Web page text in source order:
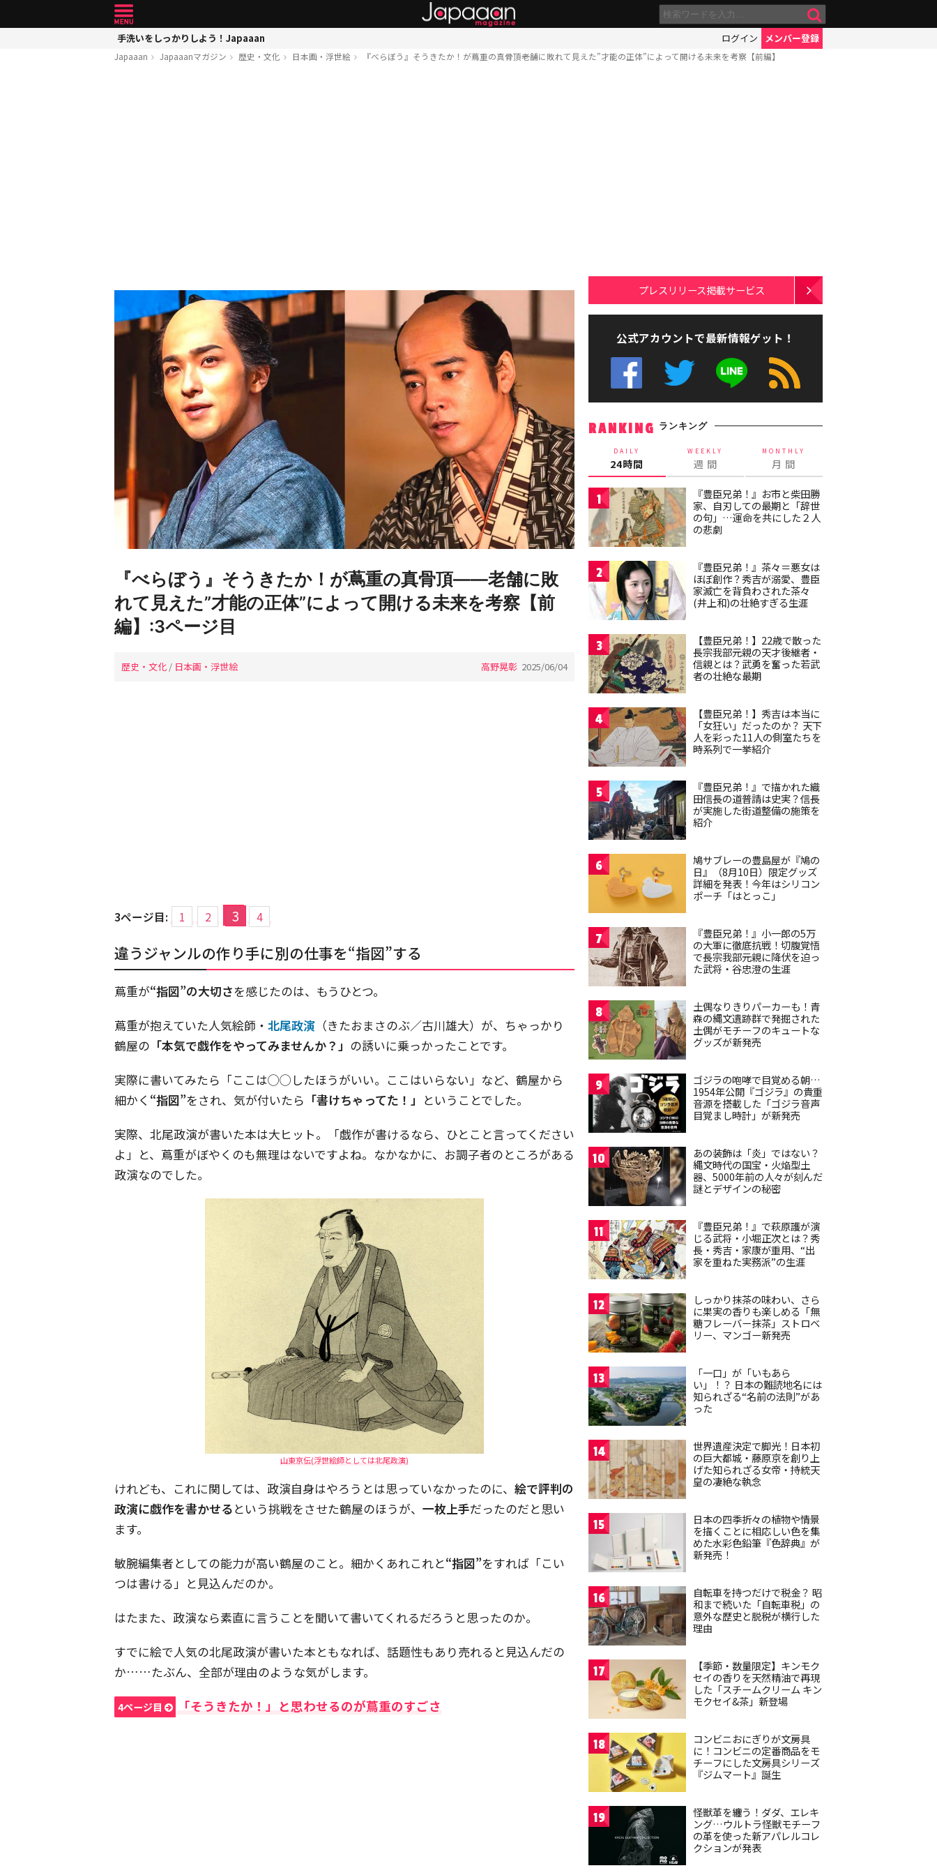
手洗いをしっかりしよう！Japaaan ログイン メンバー登録
Japaaan Japaaanマガジン 歴史・文化 日本画・浮世絵 『べらぼう』そうきたか！が蔦重の真骨頂――老舗に敗れて見えた”才能の正体”によって開ける未来を考察【前編】
『べらぼう』そうきたか！が蔦重の真骨頂――老舗に敗
れて見えた”才能の正体”によって開ける未来を考察【前
編】:3ページ目
歴史・文化 / 日本画・浮世絵 高野晃彰 2025/06/04
3ページ目: 1 2 3 4
違うジャンルの作り手に別の仕事を“指図”する
蔦重が“指図”の大切さを感じたのは、もうひとつ。
蔦重が抱えていた人気絵師・ 北尾政演 （きたおまさのぶ／古川雄大）が、ちゃっかり
鶴屋の 「本気で戯作をやってみませんか？」 の誘いに乗っかったことです。
実際に書いてみたら「ここは◯◯したほうがいい。ここはいらない」など、鶴屋から
細かく “指図”をされ、気が付いたら 「書けちゃってた！」 ということでした。
実際、北尾政演が書いた本は大ヒット。「戯作が書けるなら、ひとこと言ってください
よ」と、蔦重がぼやくのも無理はないですよね。なかなかに、お調子者のところがある
政演なのでした。
山東京伝(浮世絵師としては北尾政演)
けれども、これに関しては、政演自身はやろうとは思っていなかったのに、 絵で評判の
政演に戯作を書かせるという挑戦をさせた鶴屋のほうが、 一枚上手だったのだと思い
ます。
敏腕編集者としての能力が高い鶴屋のこと。細かくあれこれと“指図”をすれば「こい
つは書ける」と見込んだのか。
はたまた、政演なら素直に言うことを聞いて書いてくれるだろうと思ったのか。
すでに絵で人気の北尾政演が書いた本ともなれば、話題性もあり売れると見込んだの
か……たぶん、全部が理由のような気がします。
4ページ目 「そうきたか！」と思わせるのが蔦重のすごさ
プレスリリース掲載サービス
公式アカウントで最新情報ゲット！
RANKING ランキング
DAILY
24時間
WEEKLY
週 間
MONTHLY
月 間
1
『豊臣兄弟！』お市と柴田勝
家、自刃しての最期と「辞世
の句」…運命を共にした２人
の悲劇
2
『豊臣兄弟！』茶々＝悪女は
ほぼ創作？秀吉が溺愛、豊臣
家滅亡を背負わされた茶々
(井上和)の壮絶すぎる生涯
3
【豊臣兄弟！】22歳で散った
長宗我部元親の天才後継者・
信親とは？武勇を奮った若武
者の壮絶な最期
4
【豊臣兄弟！】秀吉は本当に
「女狂い」だったのか？ 天下
人を彩った11人の側室たちを
時系列で一挙紹介
5
『豊臣兄弟！』で描かれた織
田信長の道普請は史実？信長
が実施した街道整備の施策を
紹介
6
鳩サブレーの豊島屋が『鳩の
日』（8月10日）限定グッズ
詳細を発表！今年はシリコン
ポーチ「はとっこ」
7
『豊臣兄弟！』小一郎の5万
の大軍に徹底抗戦！切腹覚悟
で長宗我部元親に降伏を迫っ
た武将・谷忠澄の生涯
8
土偶なりきりパーカーも！青
森の縄文遺跡群で発掘された
土偶がモチーフのキュートな
グッズが新発売
9
ゴジラの咆哮で目覚める朝…
1954年公開『ゴジラ』の貴重
音源を搭載した「ゴジラ音声
目覚まし時計」が新発売
10
あの装飾は「炎」ではない？
縄文時代の国宝・火焔型土
器、5000年前の人々が刻んだ
謎とデザインの秘密
11
『豊臣兄弟！』で萩原護が演
じる武将・小堀正次とは？秀
長・秀吉・家康が重用、“出
家を重ねた実務派”の生涯
12
しっかり抹茶の味わい、さら
に果実の香りも楽しめる「無
糖フレーバー抹茶」ストロベ
リー、マンゴー新発売
13
「一口」が「いもあら
い」！？ 日本の難読地名には
知られざる“名前の法則”があ
った
14
世界遺産決定で脚光！日本初
の巨大都城・藤原京を創り上
げた知られざる女帝・持統天
皇の凄絶な執念
15
日本の四季折々の植物や情景
を描くことに相応しい色を集
めた水彩色鉛筆『色辞典』が
新発売！
16
自転車を持つだけで税金？ 昭
和まで続いた「自転車税」の
意外な歴史と脱税が横行した
理由
17
【季節・数量限定】キンモク
セイの香りを天然精油で再現
した「スチームクリーム キン
モクセイ&茶」新登場
18
コンビニおにぎりが文房具
に！コンビニの定番商品をモ
チーフにした文房具シリーズ
『ジムマート』誕生
19
怪獣革を纏う！ダダ、エレキ
ング…ウルトラ怪獣モチーフ
の革を使った新アパレルコレ
クションが発表